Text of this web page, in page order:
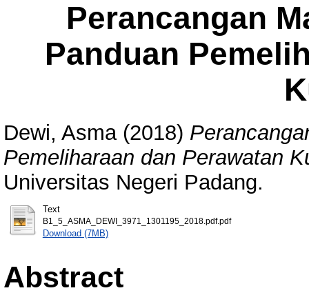
Perancangan
Panduan
Dewi, Asma(2018)
Pemeliharaan dan Perawatan
Universitas Negeri Padang.
Text
B1_5_ASMA_DEWI_3971_1301195_2018.pdf.pdf
Download (7MB)
Abstract